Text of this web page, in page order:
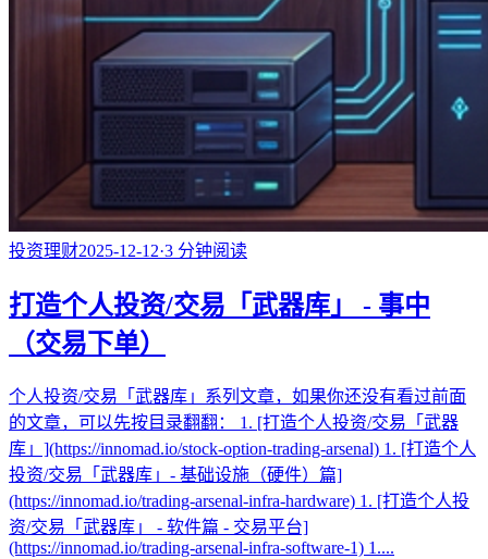
投资理财2025-12-12·3 分钟阅读
打造个人投资/交易「武器库」 - 事中
（交易下单）
个人投资/交易「武器库」系列文章，如果你还没有看过前面
的文章，可以先按目录翻翻： 1. [打造个人投资/交易「武器
库」](https://innomad.io/stock-option-trading-arsenal) 1. [打造个人
投资/交易「武器库」- 基础设施（硬件）篇]
(https://innomad.io/trading-arsenal-infra-hardware) 1. [打造个人投
资/交易「武器库」 - 软件篇 - 交易平台]
(https://innomad.io/trading-arsenal-infra-software-1) 1....